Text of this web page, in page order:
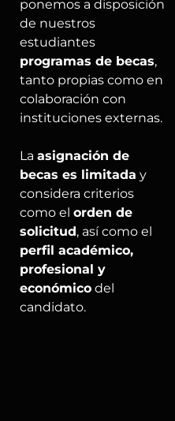
ponemos a disposición
de nuestros
estudiantes
programas de becas,
tanto propias como en
colaboración con
instituciones externas.
La asignación de
becas es limitada y
considera criterios
como el orden de
solicitud, así como el
perfil académico,
profesional y
económico del
candidato.